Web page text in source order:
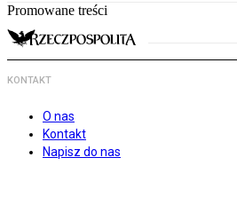
Promowane treści
KONTAKT
O nas
Kontakt
Napisz do nas